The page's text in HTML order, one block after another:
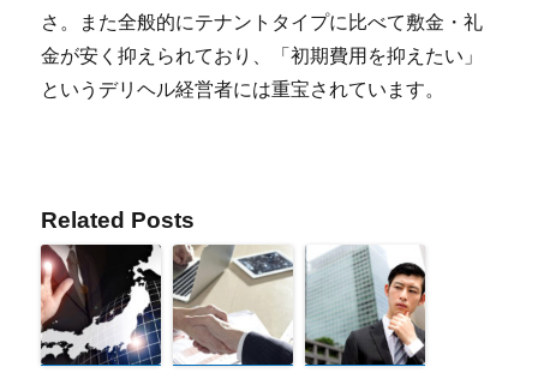
さ。また全般的にテナントタイプに比べて敷金・礼
金が安く抑えられており、「初期費用を抑えたい」
というデリヘル経営者には重宝されています。
Related Posts